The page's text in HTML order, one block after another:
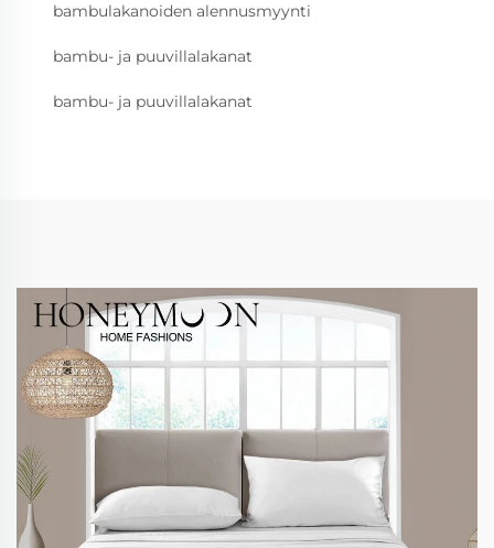
bambulakanoiden alennusmyynti
bambu- ja puuvillalakanat
bambu- ja puuvillalakanat